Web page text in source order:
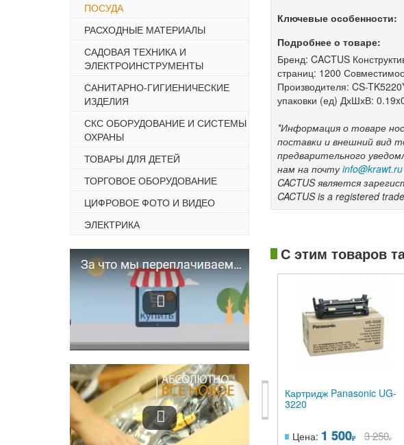
ПОСУДА
РАСХОДНЫЕ МАТЕРИАЛЫ
САДОВАЯ ТЕХНИКА И
ЭЛЕКТРОИНСТРУМЕНТЫ
САНИТАРНО-ГИГИЕНИЧЕСКИЕ
ИЗДЕЛИЯ
СКС ОБОРУДОВАНИЕ И СИСТЕМЫ
ОХРАНЫ
ТОВАРЫ ДЛЯ ДЕТЕЙ
ТОРГОВОЕ ОБОРУДОВАНИЕ
ЦИФРОВОЕ ФОТО И ВИДЕО
ЭЛЕКТРИКА
Ключевые особенности:
Подробнее о товаре:
Бренд: CACTUS
страниц: 1200
Производителя: CS-
упаковки (ед) ДхШхВ:
*Информация о товаре
поставки и внешний вид
предварительного
нам на почтуinfo@krawt.ru
CACTUS является
CACTUS is a registered
С этим товаров
Картридж Panasonic UG-
3220
Цена: 1 500 3 250